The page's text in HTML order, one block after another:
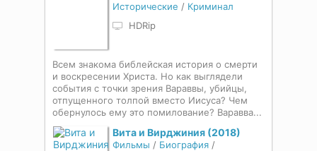
Исторические / Криминал
HDRip
Всем знакома библейская история о смерти
и воскресении Христа. Но как выглядели
события с точки зрения Вараввы, убийцы,
отпущенного толпой вместо Иисуса? Чем
обернулось ему это помилование? Варавва...
Вита и Вирджиния (2018)
Фильмы / Биография /